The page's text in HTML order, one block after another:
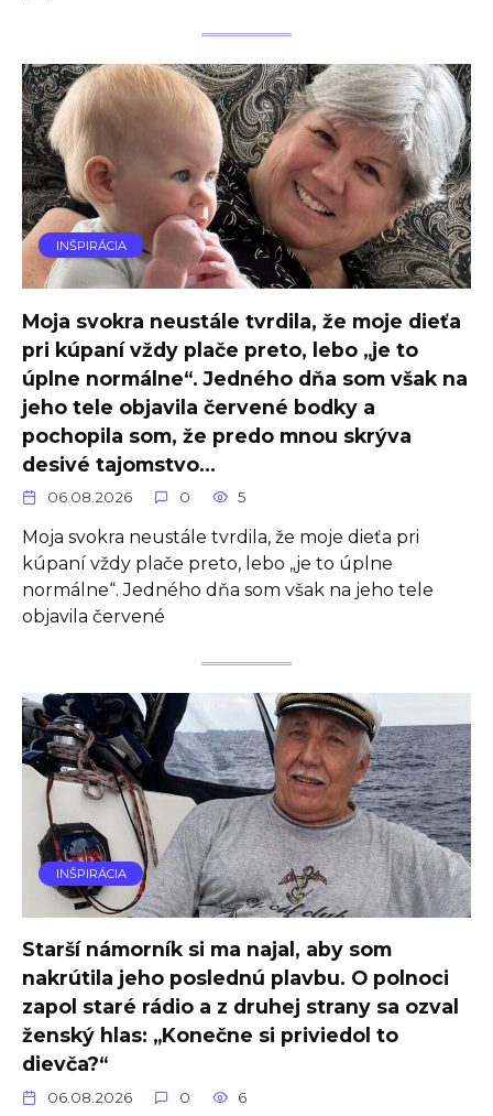
INŠPIRÁCIA
Moja svokra neustále tvrdila, že moje dieťa
pri kúpaní vždy plače preto, lebo „je to
úplne normálne“. Jedného dňa som však na
jeho tele objavila červené bodky a
pochopila som, že predo mnou skrýva
desivé tajomstvo…
06.08.2026 0 5
Moja svokra neustále tvrdila, že moje dieťa pri
kúpaní vždy plače preto, lebo „je to úplne
normálne“. Jedného dňa som však na jeho tele
objavila červené
INŠPIRÁCIA
Starší námorník si ma najal, aby som
nakrútila jeho poslednú plavbu. O polnoci
zapol staré rádio a z druhej strany sa ozval
ženský hlas: „Konečne si priviedol to
dievča?“
06.08.2026 0 6